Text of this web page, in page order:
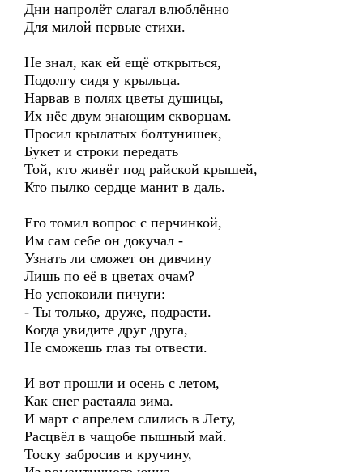
Дни напролёт слагал влюблённо
Для милой первые стихи.
Не знал, как ей ещё открыться,
Подолгу сидя у крыльца.
Нарвав в полях цветы душицы,
Их нёс двум знающим скворцам.
Просил крылатых болтунишек,
Букет и строки передать
Той, кто живёт под райской крышей,
Кто пылко сердце манит в даль.
Его томил вопрос с перчинкой,
Им сам себе он докучал -
Узнать ли сможет он дивчину
Лишь по её в цветах очам?
Но успокоили пичуги:
- Ты только, друже, подрасти.
Когда увидите друг друга,
Не сможешь глаз ты отвести.
И вот прошли и осень с летом,
Как снег растаяла зима.
И март с апрелем слились в Лету,
Расцвёл в чащобе пышный май.
Тоску забросив и кручину,